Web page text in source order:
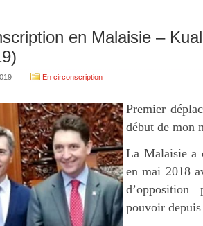
en Malaisie –
En circonscription
Premier
début de mon
La Malaisie a
en mai 2018
pouvoir depuis